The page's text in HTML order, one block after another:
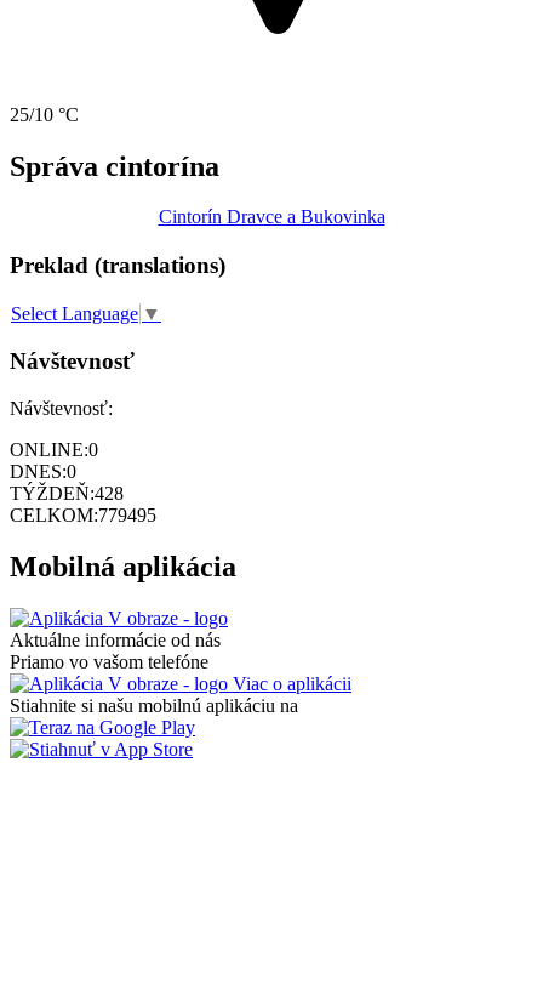
25/10 °C
Správa cintorína
Cintorín Dravce a Bukovinka
Preklad (translations)
Select Language ▼
Návštevnosť
Návštevnosť:
ONLINE:0
DNES:0
TÝŽDEŇ:428
CELKOM:779495
Mobilná aplikácia
Aktuálne informácie od nás
Priamo vo vašom telefóne
Viac o aplikácii
Stiahnite si našu mobilnú aplikáciu na